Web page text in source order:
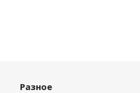
Разное